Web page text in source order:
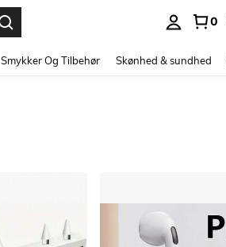
0
Smykker Og Tilbehør Skønhed & sundhed